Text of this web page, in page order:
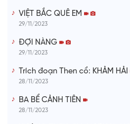
VIỆT BẮC QUÊ EM
29/11/2023
ĐỢI NÀNG
29/11/2023
Trích đoạn Then cổ: KHẢM HẢI
28/11/2023
BA BỂ CẢNH TIÊN
28/11/2023